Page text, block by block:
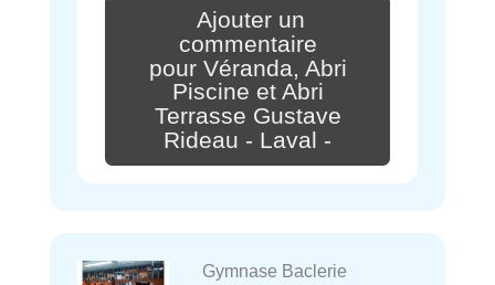
Ajouter un
commentaire
pour Véranda, Abri
Piscine et Abri
Terrasse Gustave
Rideau - Laval -
Gymnase Baclerie